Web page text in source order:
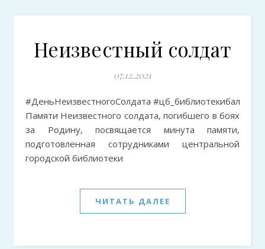
Неизвестный солдат
07.12.2021
#ДеньНеизвестногоСолдата #цб_библиотекибалашова #даты
Памяти Неизвестного солдата, погибшего в боях
за Родину, посвящается минута памяти,
подготовленная сотрудниками центральной
городской библиотеки
ЧИТАТЬ ДАЛЕЕ